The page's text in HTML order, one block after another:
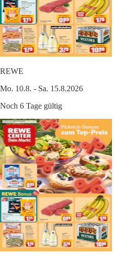
REWE
Mo. 10.8. - Sa. 15.8.2026
Noch 6 Tage gültig